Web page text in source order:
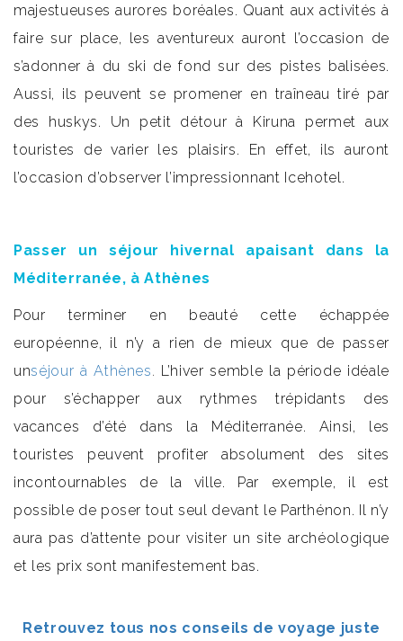
majestueuses aurores boréales. Quant aux activités à
faire sur place, les aventureux auront l’occasion de
s’adonner à du ski de fond sur des pistes balisées.
Aussi, ils peuvent se promener en traîneau tiré par
des huskys. Un petit détour à Kiruna permet aux
touristes de varier les plaisirs. En effet, ils auront
l’occasion d’observer l’impressionnant Icehotel.
Passer un séjour hivernal apaisant dans la
Méditerranée, à Athènes
Pour terminer en beauté cette échappée
européenne, il n’y a rien de mieux que de passer
unséjour à Athènes
L’hiver semble la période idéale
pour s’échapper aux rythmes trépidants des
vacances d’été dans la Méditerranée. Ainsi, les
touristes peuvent profiter absolument des sites
incontournables de la ville. Par exemple, il est
possible de poser tout seul devant le Parthénon. Il n’y
aura pas d’attente pour visiter un site archéologique
et les prix sont manifestement bas.
Retrouvez tous nos conseils de voyage juste